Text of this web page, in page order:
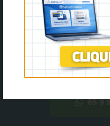
Rua das Pérolas, 201,
(65) 3627-7188
crpmt@crpmt.org.br
Dpto de
65 9